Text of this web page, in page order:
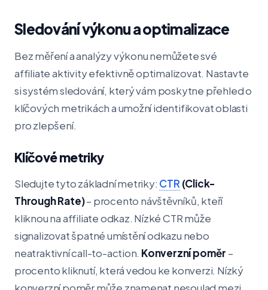
Sledování výkonu a optimalizace
Bez měření a analýzy výkonu nemůžete své
affiliate aktivity efektivně optimalizovat. Nastavte
si systém sledování, který vám poskytne přehled o
klíčových metrikách a umožní identifikovat oblasti
pro zlepšení.
Klíčové metriky
Sledujte tyto základní metriky: CTR (Click-
Through Rate)– procento návštěvníků, kteří
kliknou na affiliate odkaz. Nízké CTR může
signalizovat špatné umístění odkazu nebo
neatraktivní call-to-action. Konverzní poměr –
procento kliknutí, která vedou ke konverzi. Nízký